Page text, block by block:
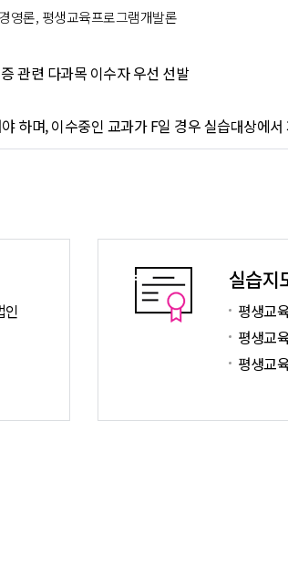
영론, 평생교육프로그램개발론
관련 다과목 이수자 우선 선발
하며, 이수중인 교과가 F일 경우 실습대상에
인
실습지
평생교
평생교
평생교